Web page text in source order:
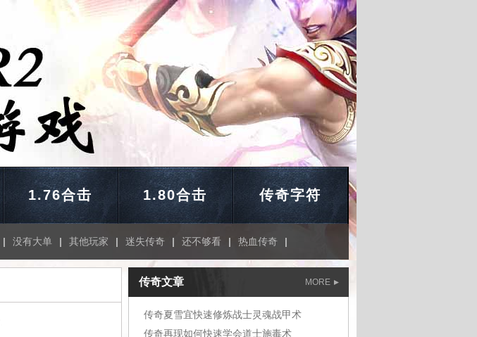
1.76合击 1.80合击 传奇字符
| 没有大单 | 其他玩家 | 迷失传奇 | 还不够看 | 热血传奇 |
MORE
传奇文章
传奇夏雪宜快速修炼战士灵魂战甲术
传奇再现如何快速学会道士施毒术